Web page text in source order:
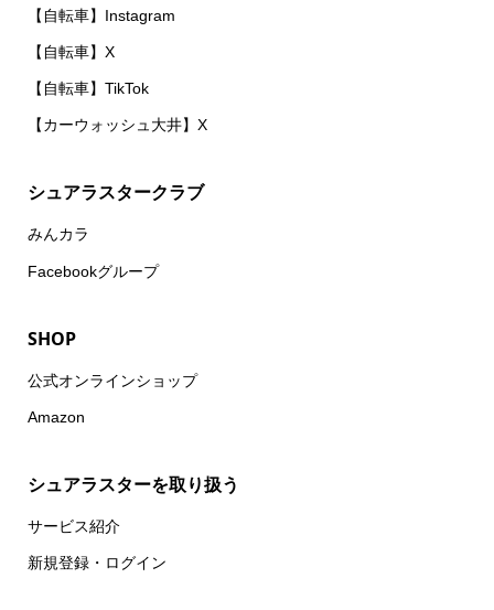
【自転車】Instagram
【自転車】X
【自転車】TikTok
【カーウォッシュ大井】X
シュアラスタークラブ
みんカラ
Facebookグループ
SHOP
公式オンラインショップ
Amazon
シュアラスターを取り扱う
サービス紹介
新規登録・ログイン